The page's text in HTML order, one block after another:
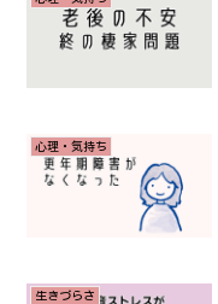
心理・気持ち
生きづらさ